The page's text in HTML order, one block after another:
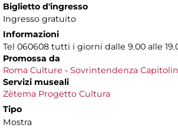
Biglietto d'ingresso
Ingresso gratuito
Informazioni
Tel 060608 tutti i giorni dalle 9.00 alle
Promossa da
Roma Culture - Sovrintendenza
Servizi museali
Zètema Progetto Cultura
Tipo
Mostra